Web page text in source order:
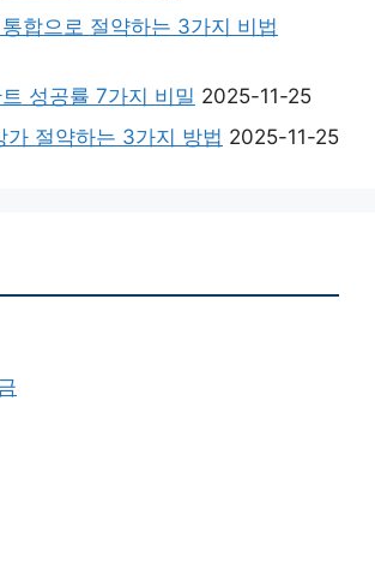
합으로 절약하는 3가지 비법
성공률 7가지 비밀 2025-11-25
가 절약하는 3가지 방법 2025-11-25